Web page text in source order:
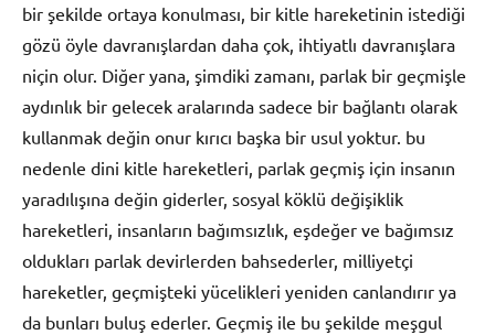
bir şekilde ortaya konulması, bir kitle hareketinin istediği
gözü öyle davranışlardan daha çok, ihtiyatlı davranışlara
niçin olur. Diğer yana, şimdiki zamanı, parlak bir geçmişle
aydınlık bir gelecek aralarında sadece bir bağlantı olarak
kullanmak değin onur kırıcı başka bir usul yoktur. bu
nedenle dini kitle hareketleri, parlak geçmiş için insanın
yaradılışına değin giderler, sosyal köklü değişiklik
hareketleri, insanların bağımsızlık, eşdeğer ve bağımsız
oldukları parlak devirlerden bahsederler, milliyetçi
hareketler, geçmişteki yücelikleri yeniden canlandırır ya
da bunları buluş ederler. Geçmiş ile bu şekilde meşgul